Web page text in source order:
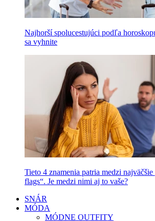
Najhorší spolucestujúci podľa
sa vyhnite
Tieto 4 znamenia patria medzi najväčšie
flags“. Je medzi nimi aj to vaše?
SNÁR
MÓDA
MÓDNE OUTFITY